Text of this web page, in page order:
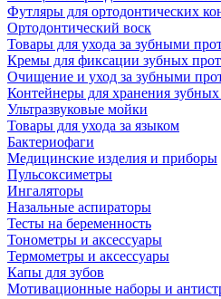
Футляры для ортодонтических
Ортодонтический воск
Товары для ухода за зубными
Кремы для фиксации зубных
Очищение и уход за зубными
Контейнеры для хранения зубных
Ультразвуковые мойки
Товары для ухода за языком
Бактериофаги
Медицинские изделия и приборы
Пульсоксиметры
Ингаляторы
Назальные аспираторы
Тесты на беременность
Тонометры и аксессуары
Термометры и аксессуары
Капы для зубов
Мотивационные наборы и